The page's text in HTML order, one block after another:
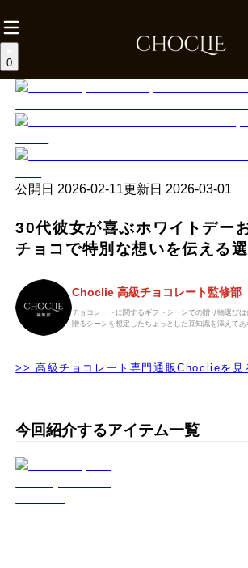
0
公開日 2026-02-11更新日 2026-03-01
30代彼女が喜ぶホワイトデー
チョコで特別な想いを伝える
Choclie 高級チョコレート監修部
チョコレートに関するギフトシーンでの贈り物選びは
贈るシーンを想定したちょっとした豆知識を添えてあ
>> 高級チョコレート専門通販Choclieを見
今回紹介するアイテム一覧